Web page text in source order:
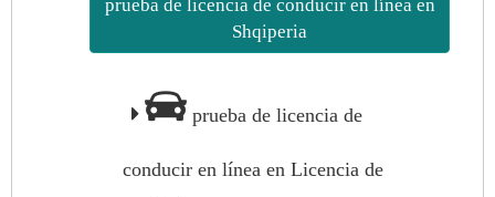
prueba de licencia de conducir en línea en
Shqiperia
prueba de licencia de
conducir en línea en Licencia de